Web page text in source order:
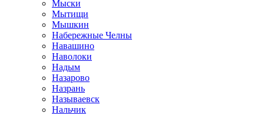
Мыски
Мытищи
Мышкин
Набережные Челны
Навашино
Наволоки
Надым
Назарово
Назрань
Называевск
Нальчик